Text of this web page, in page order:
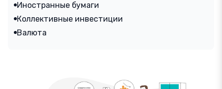
Иностранные бумаги
Коллективные инвестиции
Валюта